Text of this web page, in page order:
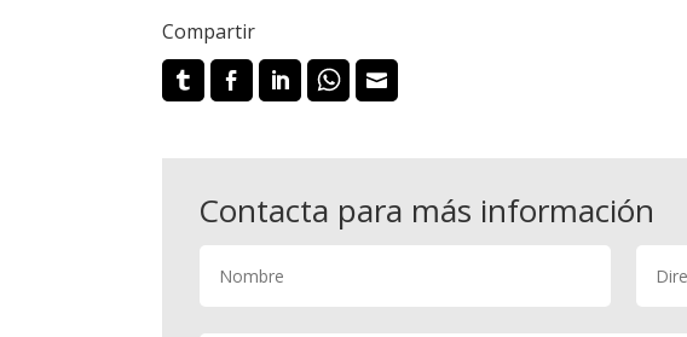
Compartir
Contacta para más información